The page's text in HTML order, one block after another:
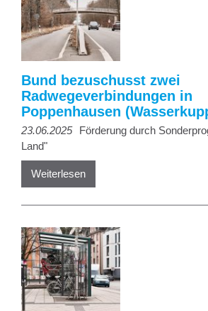
Bund bezuschusst zwei
Radwegeverbindungen in
Poppenhausen
23.06.2025
Förderung durch
Land"
Weiterlesen